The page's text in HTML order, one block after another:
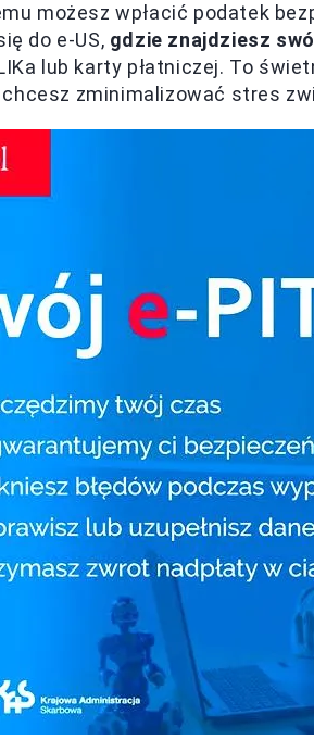
możesz wpłacić podatek
do e-US, gdzie znajdziesz
lub karty płatniczej. To
zminimalizować stres